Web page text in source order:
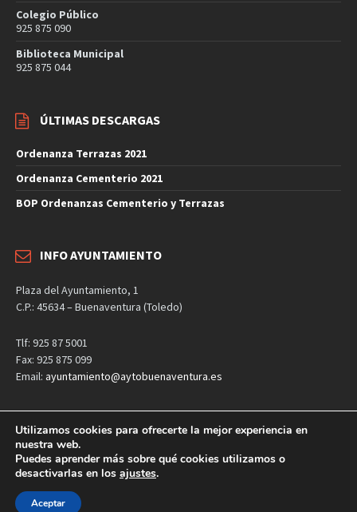
Colegio Público
925 875 090
Biblioteca Municipal
925 875 044
ÚLTIMAS DESCARGAS
Ordenanza Terrazas 2021
Ordenanza Cementerio 2021
BOP Ordenanzas Cementerio y Terrazas
INFO AYUNTAMIENTO
Plaza del Ayuntamiento, 1
C.P.: 45634 – Buenaventura (Toledo)
Tlf: 925 87 5001
Fax: 925 875 099
Email: ayuntamiento@aytobuenaventura.es
Aviso Legal
Página web desarrollada por
Copyright © 2026 | Ayuntamiento de Buenaventura
Utilizamos cookies para ofrecerte la mejor experiencia en
nuestra web.
Puedes aprender más sobre qué cookies utilizamos o
desactivarlas en los ajustes.
Aceptar